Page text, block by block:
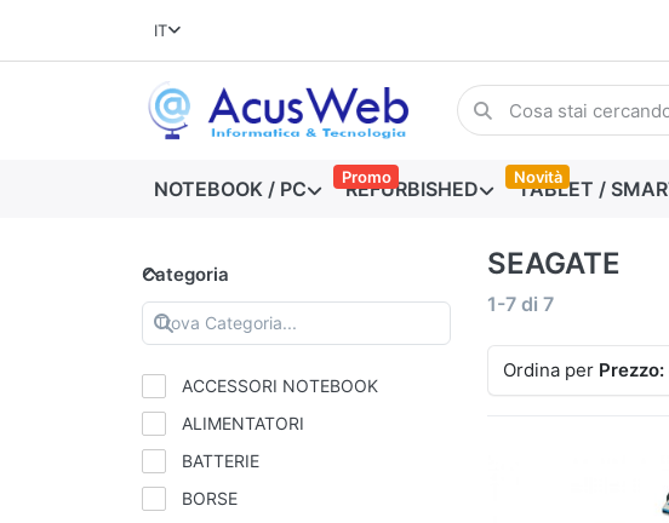
IT
NOTEBOOK / PC REFURBISHED
Promo
TABLET /
Novità
Categoria
ACCESSORI NOTEBOOK
ALIMENTATORI
BATTERIE
BORSE
SEAGATE
1-7 di 7
Ordina per